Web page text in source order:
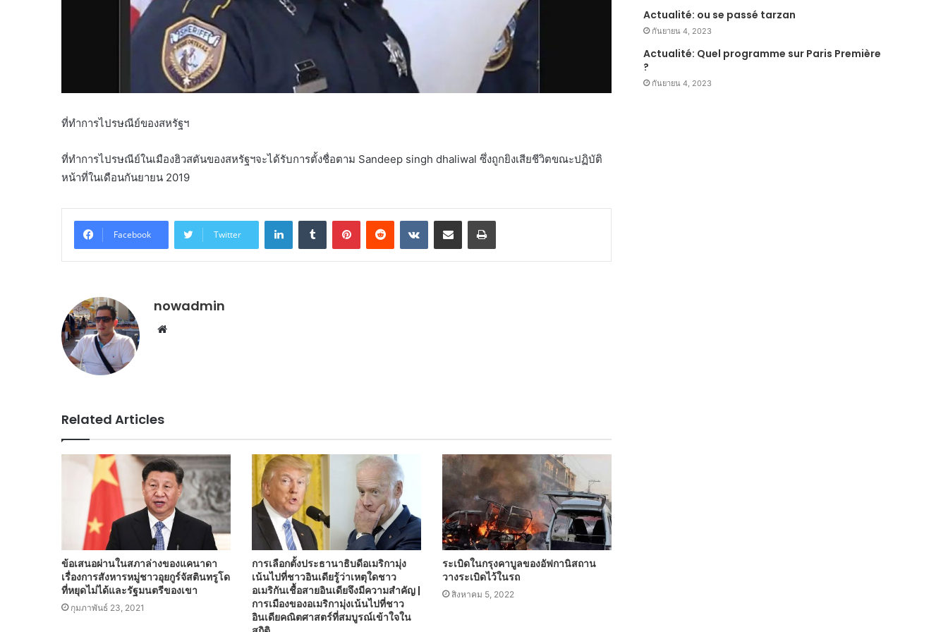
ที่ทำการไปรษณีย์ของสหรัฐฯ
ที่ทำการไปรษณีย์ในเมืองฮิวสตันของสหรัฐฯจะได้รับการตั้งชื่อตาม Sandeep singh dhaliwal ซึ่งถูกยิงเสียชีวิตขณะปฏิบัติ
หน้าที่ในเดือนกันยายน 2019
Facebook Twitter
LinkedInTumblr PinterestReddit VKontakteShare via Email Print
nowadmin
Website
Related Articles
ข้อเสนอผ่านในสภาล่างของแคนาดา
เรื่องการสังหารหมู่ชาวอุยกูร์จัสตินทรูโด
ที่หยุดไม่ได้และรัฐมนตรีของเขา
กุมภาพันธ์ 23, 2021
การเลือกตั้งประธานาธิบดีอเมริกามุ่ง
เน้นไปที่ชาวอินเดียรู้ว่าเหตุใดชาว
อเมริกันเชื้อสายอินเดียจึงมีความสำคัญ |
การเมืองของอเมริกามุ่งเน้นไปที่ชาว
อินเดียคณิตศาสตร์ที่สมบูรณ์เข้าใจใน
ระเบิดในกรุงคาบูลของอัฟกานิสถาน
วางระเบิดไว้ในรถ
สิงหาคม 5, 2022
Actualité: ou se passé tarzan
กันยายน 4, 2023
Actualité: Quel programme sur Paris Première
?
กันยายน 4, 2023